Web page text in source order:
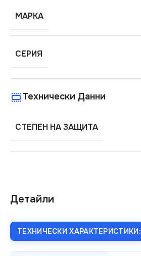
Детайли
ТЕХНИЧЕСКИ ХАРАКТЕРИСТИКИ:
МАРКА
СЕРИЯ
Технически Данни
СТЕПЕН НА ЗАЩИТА